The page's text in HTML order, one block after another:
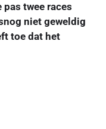
twee races
niet geweldig
toe dat het